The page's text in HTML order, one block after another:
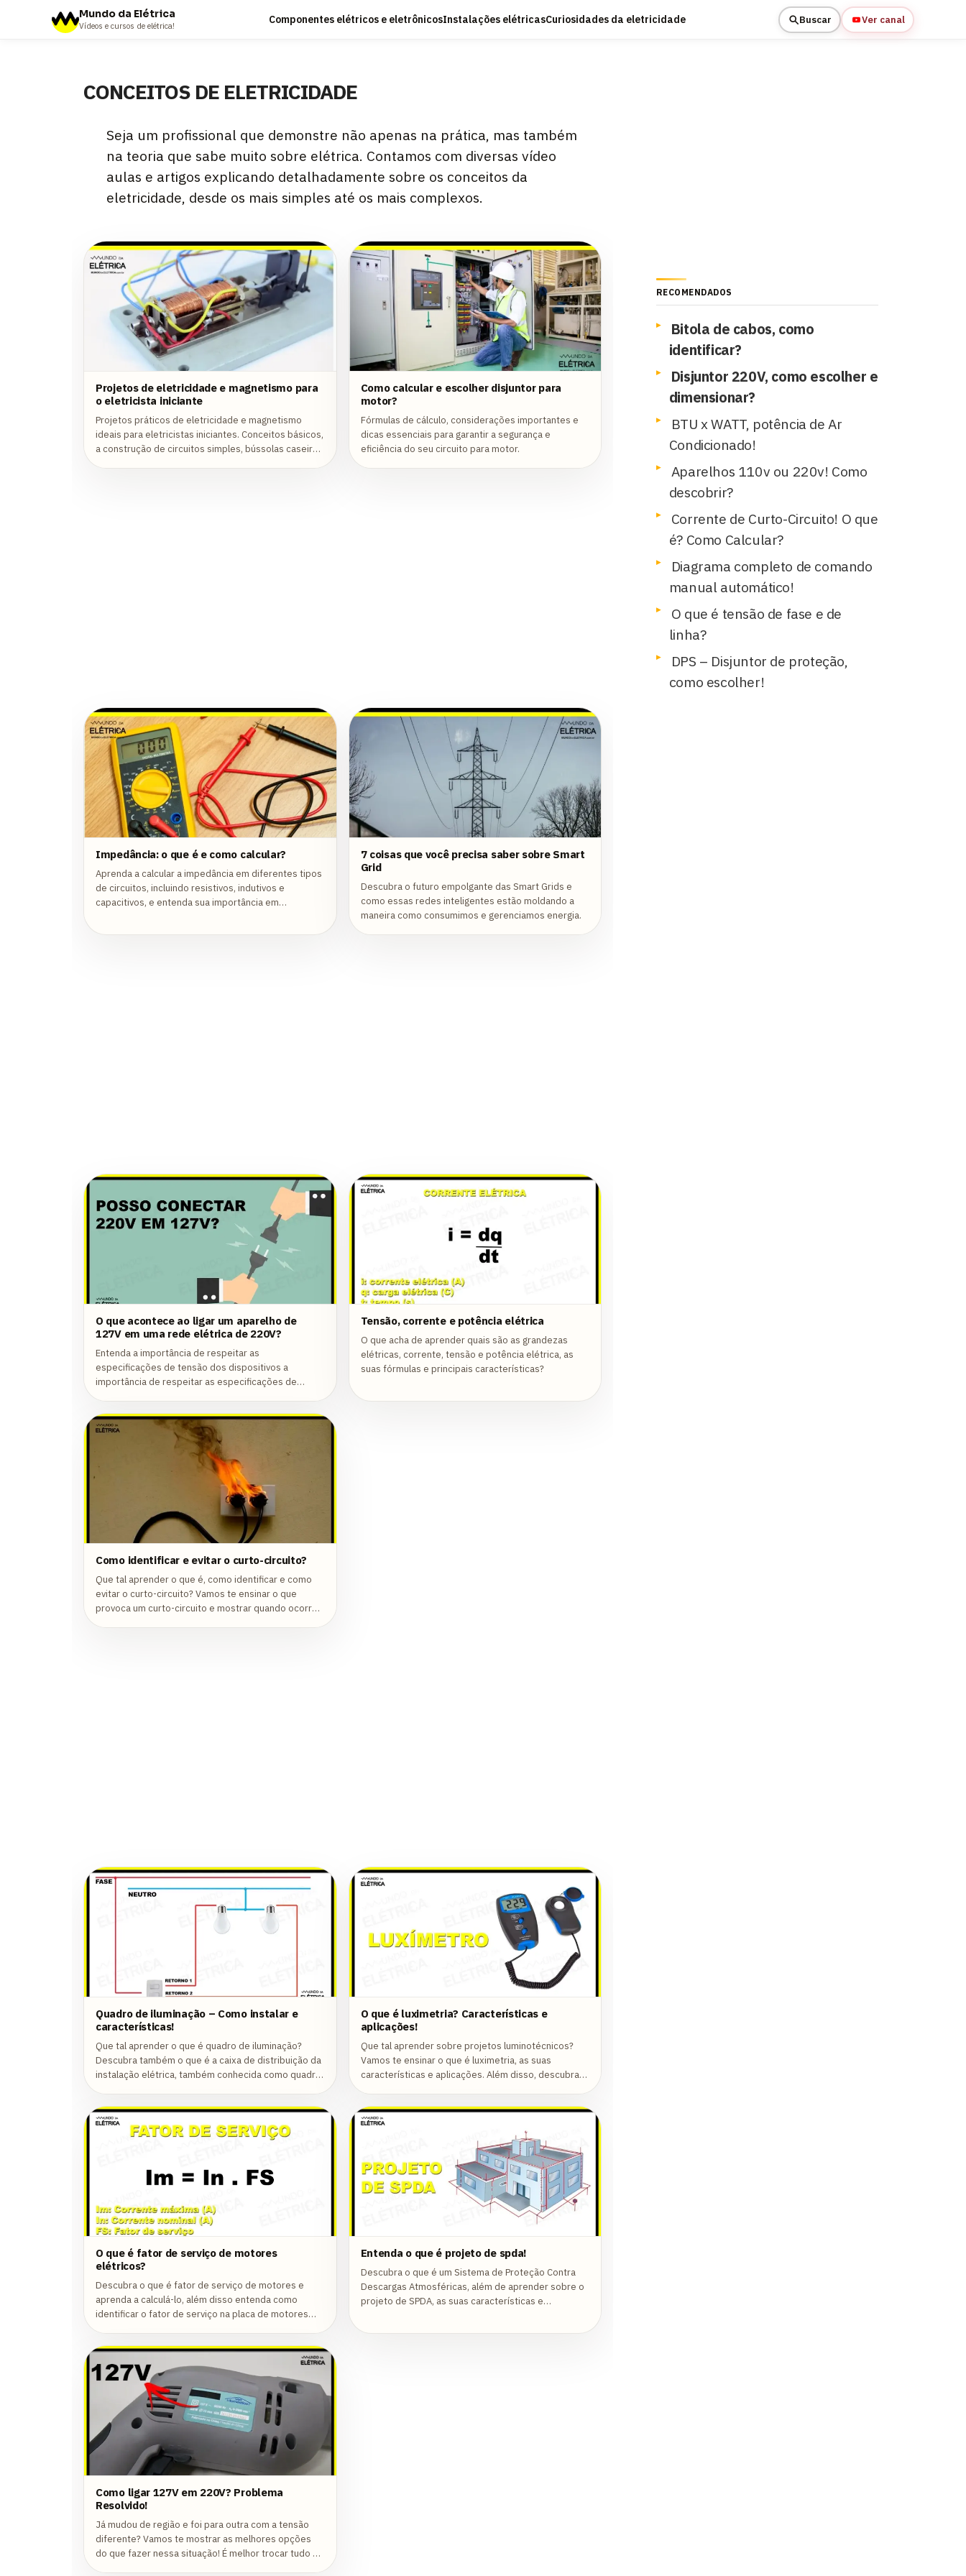
Mundo da Elétrica
Vídeos e cursos de elétrica! Componentes elétricos e eletrônicosInstalações elétricasCuriosidades da eletricidade Buscar Ver canal
CONCEITOS DE ELETRICIDADE
Seja um profissional que demonstre não apenas na prática, mas também
na teoria que sabe muito sobre elétrica. Contamos com diversas vídeo
aulas e artigos explicando detalhadamente sobre os conceitos da
eletricidade, desde os mais simples até os mais complexos.
Projetos de eletricidade e magnetismo para
o eletricista iniciante
Projetos práticos de eletricidade e magnetismo
ideais para eletricistas iniciantes. Conceitos básicos,
a construção de circuitos simples, bússolas caseiras
Como calcular e escolher disjuntor para
motor?
Fórmulas de cálculo, considerações importantes e
dicas essenciais para garantir a segurança e
eficiência do seu circuito para motor.
Impedância: o que é e como calcular?
Aprenda a calcular a impedância em diferentes tipos
de circuitos, incluindo resistivos, indutivos e
capacitivos, e entenda sua importância em
7 coisas que você precisa saber sobre Smart
Grid
Descubra o futuro empolgante das Smart Grids e
como essas redes inteligentes estão moldando a
maneira como consumimos e gerenciamos energia.
O que acontece ao ligar um aparelho de
127V em uma rede elétrica de 220V?
Entenda a importância de respeitar as
especificações de tensão dos dispositivos a
importância de respeitar as especificações de
Tensão, corrente e potência elétrica
O que acha de aprender quais são as grandezas
elétricas, corrente, tensão e potência elétrica, as
suas fórmulas e principais características?
Como identificar e evitar o curto-circuito?
Que tal aprender o que é, como identificar e como
evitar o curto-circuito? Vamos te ensinar o que
provoca um curto-circuito e mostrar quando ocorre
Quadro de iluminação – Como instalar e
características!
Que tal aprender o que é quadro de iluminação?
Descubra também o que é a caixa de distribuição da
instalação elétrica, também conhecida como quadro
O que é luximetria? Características e
aplicações!
Que tal aprender sobre projetos luminotécnicos?
Vamos te ensinar o que é luximetria, as suas
características e aplicações. Além disso, descubra
O que é fator de serviço de motores
elétricos?
Descubra o que é fator de serviço de motores e
aprenda a calculá-lo, além disso entenda como
identificar o fator de serviço na placa de motores
Entenda o que é projeto de spda!
Descubra o que é um Sistema de Proteção Contra
Descargas Atmosféricas, além de aprender sobre o
projeto de SPDA, as suas características e
Como ligar 127V em 220V? Problema
Resolvido!
Já mudou de região e foi para outra com a tensão
diferente? Vamos te mostrar as melhores opções
do que fazer nessa situação! É melhor trocar tudo ou
RECOMENDADOS
Bitola de cabos, como
identificar?
Disjuntor 220V, como escolher e
dimensionar?
BTU x WATT, potência de Ar
Condicionado!
Aparelhos 110v ou 220v! Como
descobrir?
Corrente de Curto-Circuito! O que
é? Como Calcular?
Diagrama completo de comando
manual automático!
O que é tensão de fase e de
linha?
DPS – Disjuntor de proteção,
como escolher!